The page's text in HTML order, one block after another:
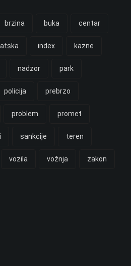
brzina buka centar
index kazne
nadzor park
policija prebrzo
problem promet
sankcije teren
vozila vožnja zakon